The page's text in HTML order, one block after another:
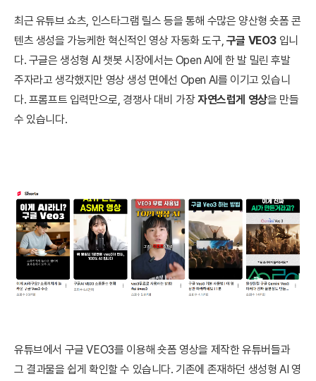
최근 유튜브 쇼츠, 인스타그램 릴스 등을 통해 수많은 양산형 숏폼 콘
텐츠 생성을 가능케한 혁신적인 영상 자동화 도구, 구글 VEO3 입니
다. 구글은 생성형 AI 챗봇 시장에서는 Open AI에 한 발 밀린 후발
주자라고 생각했지만 영상 생성 면에선 Open AI를 이기고 있습니
다. 프롬프트 입력만으로, 경쟁사 대비 가장자연스럽게 영상을 만들
수 있습니다.
유튜브에서 구글 VEO3를 이용해 숏폼 영상을 제작한 유튜버들과
그 결과물을 쉽게 확인할 수 있습니다. 기존에 존재하던 생성형 AI 영